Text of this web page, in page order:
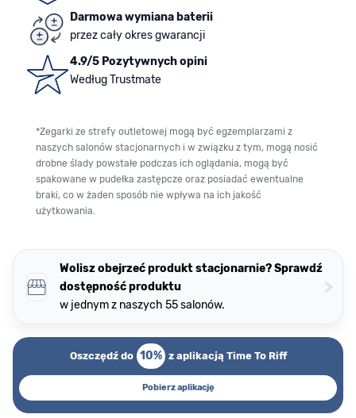
Darmowa wymiana baterii
przez cały okres gwarancji
4.9/5 Pozytywnych opini
Według Trustmate
*Zegarki ze strefy outletowej mogą być egzemplarzami z
naszych salonów stacjonarnych i w związku z tym, mogą nosić
drobne ślady powstałe podczas ich oglądania, mogą być
spakowane w pudełka zastępcze oraz posiadać ewentualne
braki, co w żaden sposób nie wpływa na ich jakość
użytkowania.
Wolisz obejrzeć produkt stacjonarnie? Sprawdź
dostępność produktu
w jednym z naszych 55 salonów.
>
Oszczędź do 10% z aplikacją Time To Riff
Pobierz aplikację